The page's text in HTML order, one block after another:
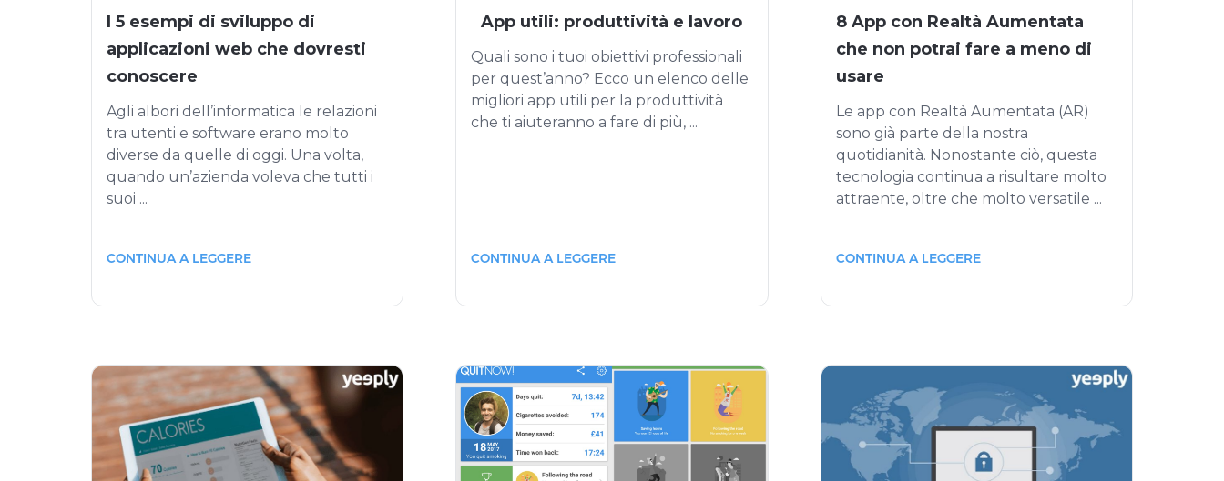
I 5 esempi di sviluppo di
applicazioni web che dovresti
conoscere
Agli albori dell’informatica le relazioni
tra utenti e software erano molto
diverse da quelle di oggi. Una volta,
quando un’azienda voleva che tutti i
suoi ...
CONTINUA A LEGGERE
App utili: produttività e lavoro
Quali sono i tuoi obiettivi professionali
per quest’anno? Ecco un elenco delle
migliori app utili per la produttività
che ti aiuteranno a fare di più, ...
CONTINUA A LEGGERE
8 App con Realtà Aumentata
che non potrai fare a meno di
usare
Le app con Realtà Aumentata (AR)
sono già parte della nostra
quotidianità. Nonostante ciò, questa
tecnologia continua a risultare molto
attraente, oltre che molto versatile ...
CONTINUA A LEGGERE